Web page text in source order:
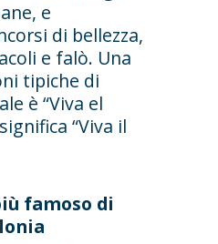
e
di bellezza,
e falò. Una
tipiche di
è “Viva el
“Viva il
famoso di